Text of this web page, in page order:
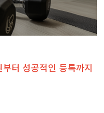
터 성공적인 등록까지